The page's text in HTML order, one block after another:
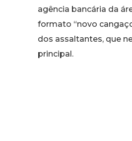
agência bancária da
formato “novo
dos assaltantes, que
principal.